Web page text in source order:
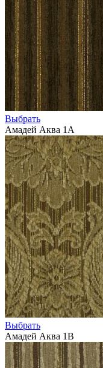
Выбрать
Амадей Аква 1А
Выбрать
Амадей Аква 1В